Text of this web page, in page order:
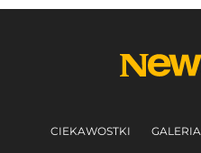
CIEKAWOSTKI GALERIA